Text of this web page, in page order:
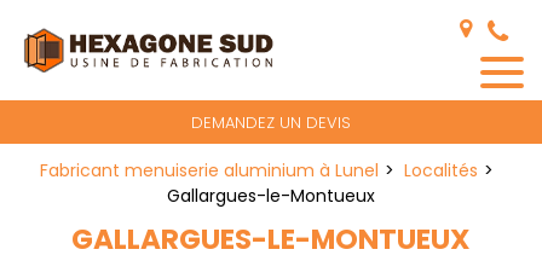
DEMANDEZ UN DEVIS
Fabricant menuiserie aluminium à Lunel
Localités
Gallargues-le-Montueux
GALLARGUES-LE-MONTUEUX